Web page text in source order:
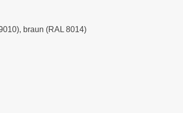
braun (RAL 8014)